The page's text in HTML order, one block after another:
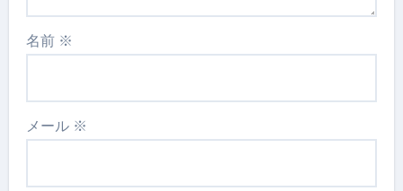
名前 ※
メール ※